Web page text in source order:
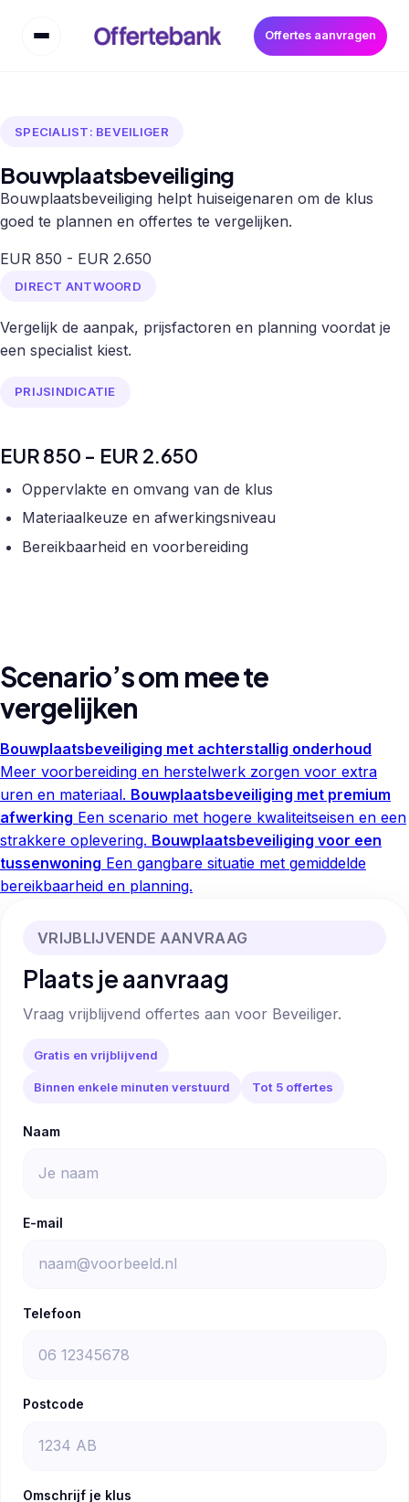
Offertes aanvragen
SPECIALIST: BEVEILIGER
Bouwplaatsbeveiliging
Bouwplaatsbeveiliging helpt huiseigenaren om de klus
goed te plannen en offertes te vergelijken.
EUR 850 - EUR 2.650
DIRECT ANTWOORD
Vergelijk de aanpak, prijsfactoren en planning voordat je
een specialist kiest.
PRIJSINDICATIE
EUR 850 - EUR 2.650
Oppervlakte en omvang van de klus
Materiaalkeuze en afwerkingsniveau
Bereikbaarheid en voorbereiding
Scenario’s om mee te
vergelijken
Bouwplaatsbeveiliging met achterstallig onderhoud
Meer voorbereiding en herstelwerk zorgen voor extra
uren en materiaal. Bouwplaatsbeveiliging met premium
afwerking Een scenario met hogere kwaliteitseisen en een
strakkere oplevering. Bouwplaatsbeveiliging voor een
tussenwoning Een gangbare situatie met gemiddelde
bereikbaarheid en planning.
VRIJBLIJVENDE AANVRAAG
Plaats je aanvraag
Vraag vrijblijvend offertes aan voor Beveiliger.
Gratis en vrijblijvend
Binnen enkele minuten verstuurd Tot 5 offertes
Naam
E-mail
Telefoon
Postcode
Omschrijf je klus